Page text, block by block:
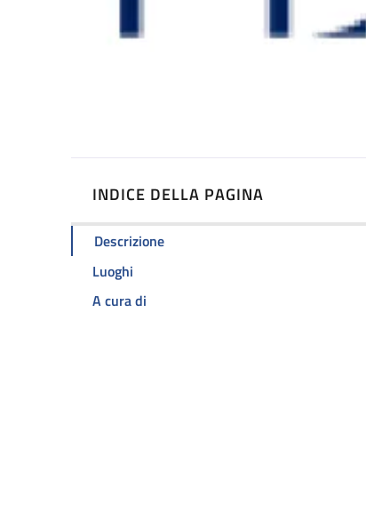
INDICE DELLA PAGINA
Descrizione
Luoghi
A cura di